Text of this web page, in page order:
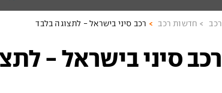
רכב חדשות רכב רכב סיני בישראל - לתצוגה בלבד
רכב סיני בישראל -